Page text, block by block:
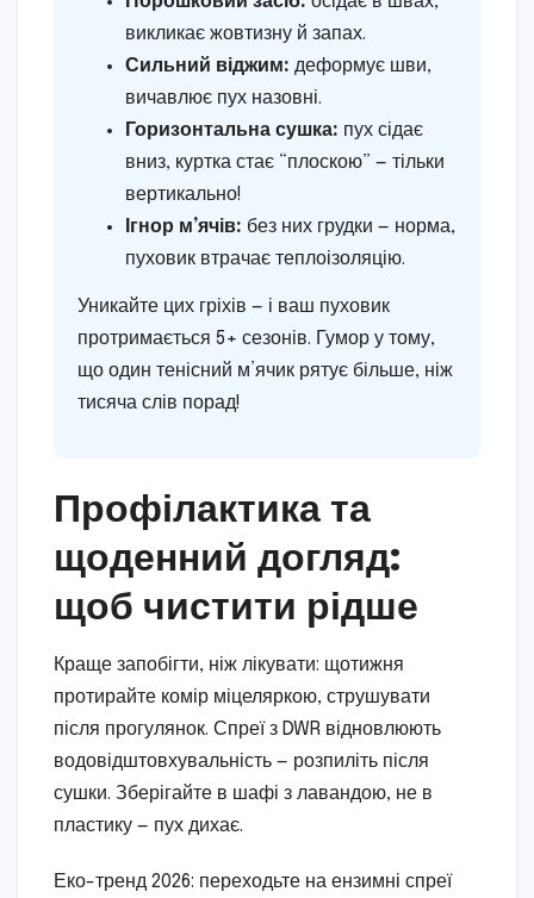
викликає жовтизну й запах.
Сильний віджим: деформує шви,
вичавлює пух назовні.
Горизонтальна сушка: пух сідає
вниз, куртка стає “плоскою” — тільки
вертикально!
Ігнор м’ячів: без них грудки — норма,
пуховик втрачає теплоізоляцію.
Уникайте цих гріхів — і ваш пуховик
протримається 5+ сезонів. Гумор у тому,
що один тенісний м’ячик рятує більше, ніж
тисяча слів порад!
Профілактика та
щоденний догляд:
щоб чистити рідше
Краще запобігти, ніж лікувати: щотижня
протирайте комір міцеляркою, струшувати
після прогулянок. Спреї з DWR відновлюють
водовідштовхувальність — розпиліть після
сушки. Зберігайте в шафі з лавандою, не в
пластику — пух дихає.
Еко-тренд 2026: переходьте на ензимні спреї